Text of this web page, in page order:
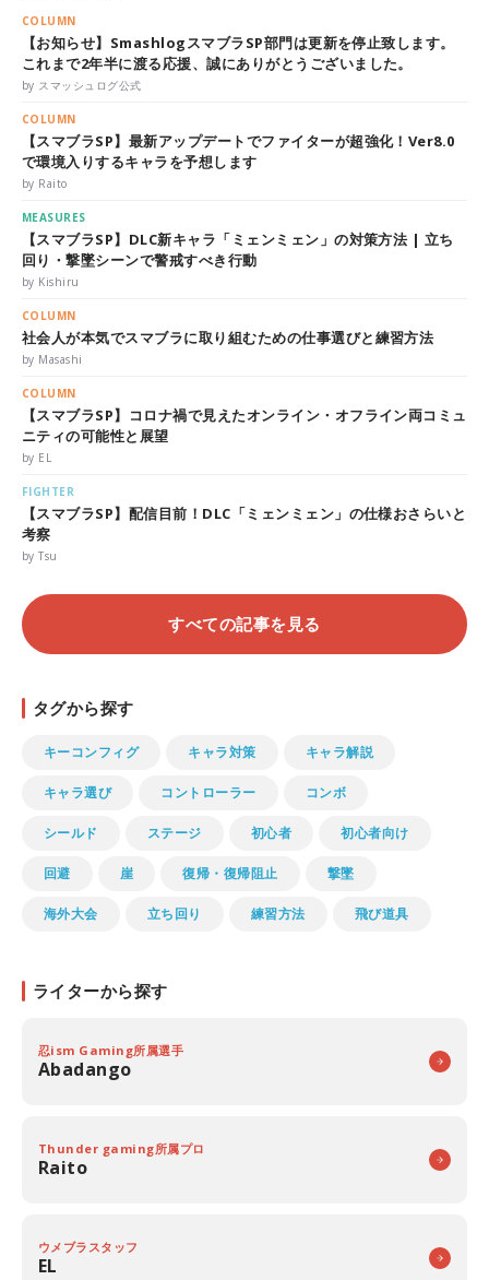
COLUMN
【お知らせ】SmashlogスマブラSP部門は更新を停止致します。
これまで2年半に渡る応援、誠にありがとうございました。
by スマッシュログ公式
COLUMN
【スマブラSP】最新アップデートでファイターが超強化！Ver8.0
で環境入りするキャラを予想します
by Raito
MEASURES
【スマブラSP】DLC新キャラ「ミェンミェン」の対策方法 | 立ち
回り・撃墜シーンで警戒すべき行動
by Kishiru
COLUMN
社会人が本気でスマブラに取り組むための仕事選びと練習方法
by Masashi
COLUMN
【スマブラSP】コロナ禍で見えたオンライン・オフライン両コミュ
ニティの可能性と展望
by EL
FIGHTER
【スマブラSP】配信目前！DLC「ミェンミェン」の仕様おさらいと
考察
by Tsu
すべての記事を見る
タグから探す
キーコンフィグ キャラ対策 キャラ解説
キャラ選び コントローラー コンボ
シールド ステージ 初心者 初心者向け
回避 崖 復帰・復帰阻止 撃墜
海外大会 立ち回り 練習方法 飛び道具
ライターから探す
忍ism Gaming所属選手
Abadango
Thunder gaming所属プロ
Raito
ウメブラスタッフ
EL